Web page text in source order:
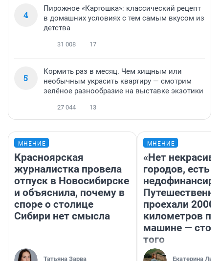
4
Пирожное «Картошка»: классический рецепт
в домашних условиях с тем самым вкусом из
детства
31 008 17
5
Кормить раз в месяц. Чем хищным или
необычным украсить квартиру — смотрим
зелёное разнообразие на выставке экзотики
27 044 13
МНЕНИЕ
Красноярская
журналистка провела
отпуск в Новосибирске
и объяснила, почему в
споре о столице
Сибири нет смысла
Татьяна Зарва
МНЕНИЕ
«Нет
городов, есть
проехали 2000
километров по
машине —
того
Екатерина